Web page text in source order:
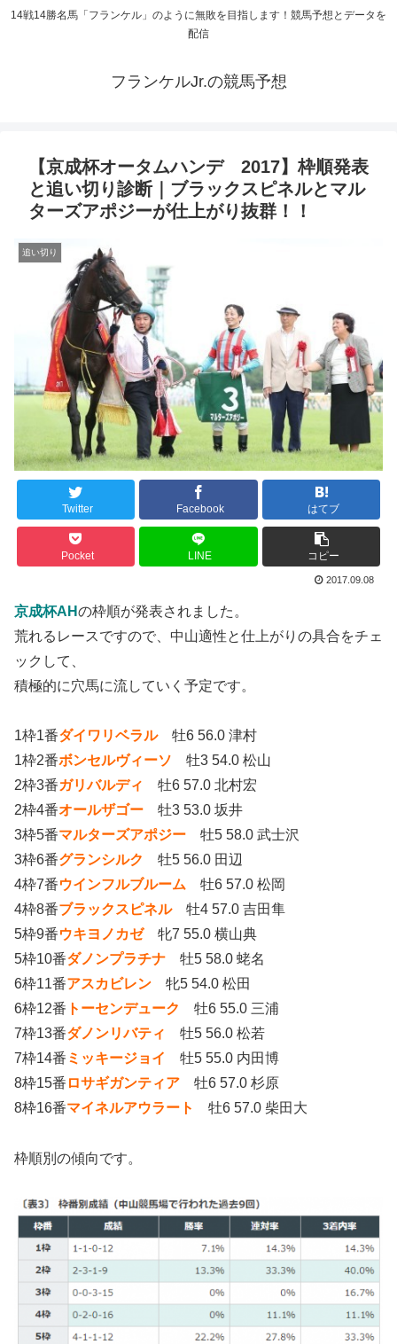
14戦14勝名馬「フランケル」のように無敗を目指します！競馬予想とデータを
配信
フランケルJr.の競馬予想
【京成杯オータムハンデ 2017】枠順発表
と追い切り診断｜ブラックスピネルとマル
ターズアポジーが仕上がり抜群！！
追い切り
Twitter Facebook はてブ
Pocket LINE コピー
2017.09.08
京成杯AHの枠順が発表されました。
荒れるレースですので、中山適性と仕上がりの具合をチェ
ックして、
積極的に穴馬に流していく予定です。
1枠1番ダイワリベラル牡6 56.0 津村
1枠2番ボンセルヴィーソ 牡3 54.0 松山
2枠3番ガリバルディ
牡6 57.0 北村宏
2枠4番オールザゴー 牡3 53.0 坂井
3枠5番マルターズアポジー 牡5 58.0 武士沢
3枠6番グランシルク
牡5 56.0 田辺
4枠7番ウインフルブルーム 牡6 57.0 松岡
4枠8番ブラックスピネル牡4 57.0 吉田隼
5枠9番ウキヨノカゼ牝7 55.0 横山典
5枠10番ダノンプラチナ 牡5 58.0 蛯名
6枠11番アスカビレン 牝5 54.0 松田
6枠12番 トーセンデューク
牡6 55.0 三浦
7枠13番ダノンリバティ
牡5 56.0 松若
7枠14番 ミッキージョイ
牡5 55.0 内田博
8枠15番 ロサギガンティア 牡6 57.0 杉原
8枠16番マイネルアウラート 牡6 57.0 柴田大
枠順別の傾向です。